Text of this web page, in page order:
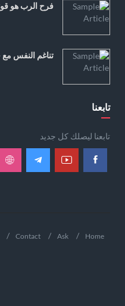
فرح الرب هو
تناغم النفس
تابعنا
تابعنا ليصلك كل جديد
Home
Ask
Contact